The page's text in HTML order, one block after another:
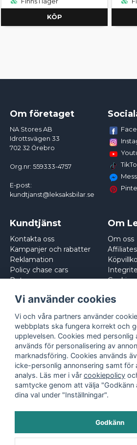
KÖP
Om företaget
NA Stores AB
Idrottsvägen 33
702 32 Örebro
Org.nr: 559333-4757
E-post:
kundtjanst@leksaksbilar.se
Kundtjänst
Kontakta oss
Kampanjer och rabatter
Reklamation
Policy chase cars
Returnera
Om
Om oss
Cookies
Vi använder cookies
Vi och våra partners använder
webbplats ska fungera korrekt och
upplevelsen. Cookies med personlig
används för personalisering av
marknadsföring. Cookies används
icke-personlig annonsering samt för
analys. Läs mer i vår cookiepolicy
samtycke genom att välja "Godkänn
dina val under "Inställningar".
Godkänn